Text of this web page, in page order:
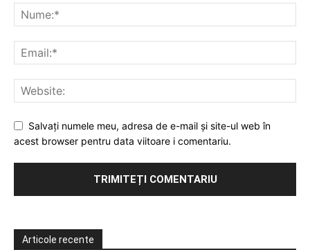
Salvați numele meu, adresa de e-mail și site-ul web în
acest browser pentru data viitoare i comentariu.
Articole recente